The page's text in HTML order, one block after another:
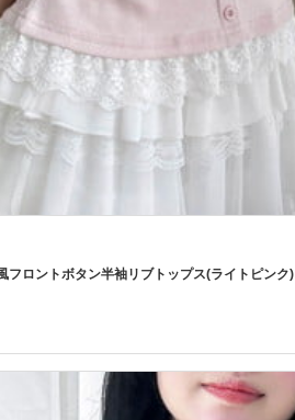
フロントボタン半袖リブトップス(ライトピンク)